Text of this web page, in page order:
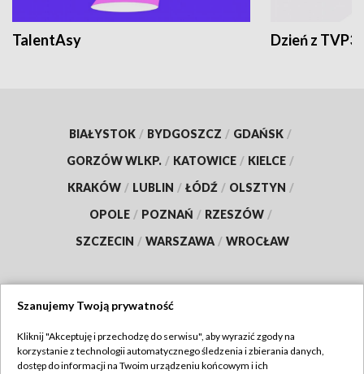
TalentAsy Dzień z TVP3
BIAŁYSTOK / BYDGOSZCZ / GDAŃSK /
GORZÓW WLKP. / KATOWICE / KIELCE /
KRAKÓW / LUBLIN / ŁÓDŹ / OLSZTYN /
OPOLE / POZNAŃ / RZESZÓW /
SZCZECIN / WARSZAWA / WROCŁAW
TVP
Szanujemy Twoją prywatność
Kliknij "Akceptuję i przechodzę do serwisu", aby wyrazić zgody na
korzystanie z technologii automatycznego śledzenia i zbierania danych,
dostęp do informacji na Twoim urządzeniu końcowym i ich